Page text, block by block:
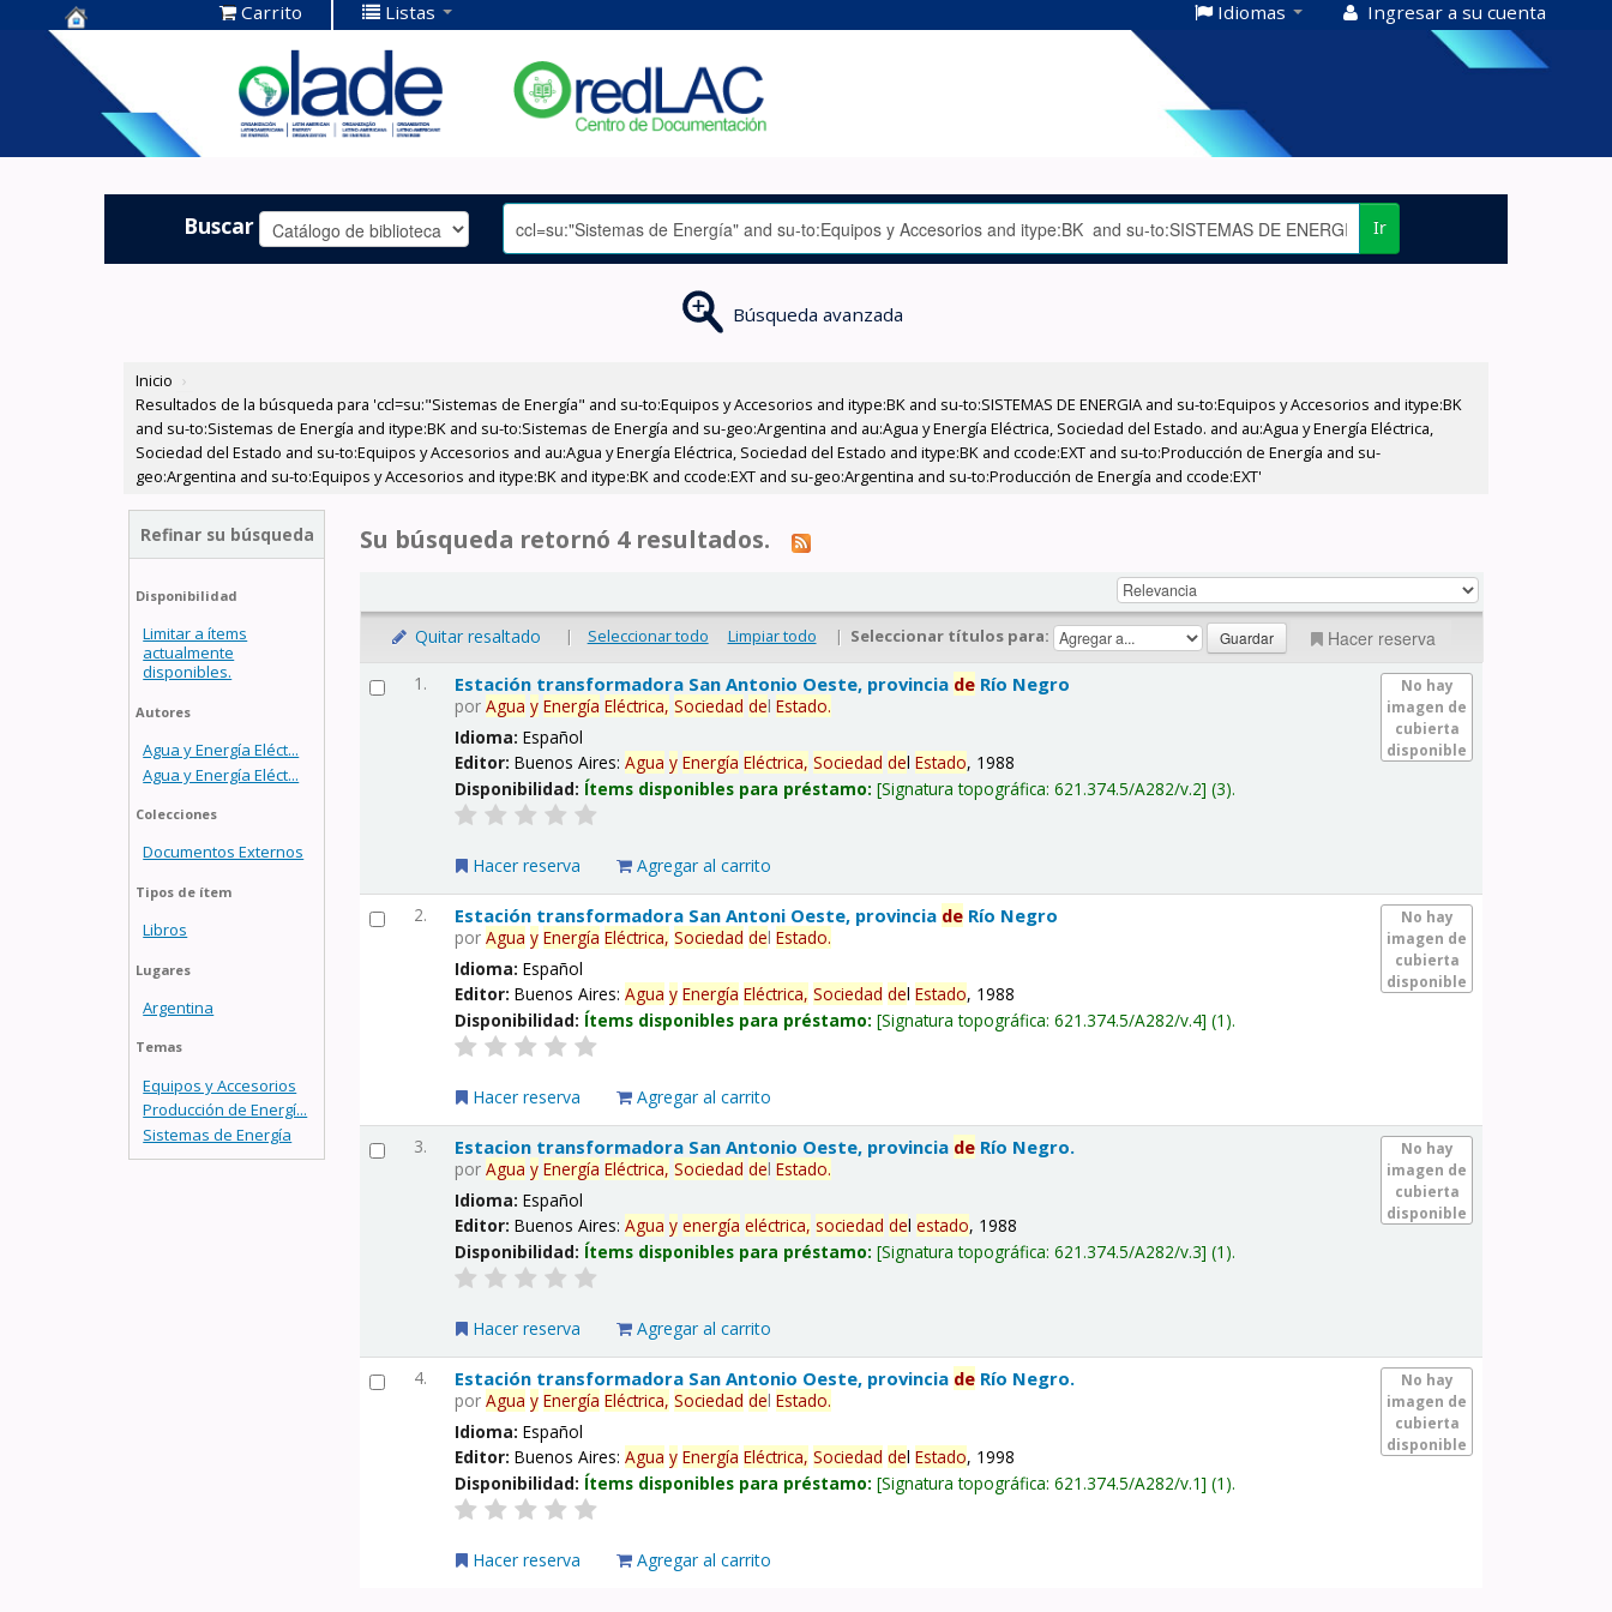
Centro de
Documentación
OLADE -
Carrito Listas Idiomas Ingresar a su cuenta
Buscar Ir
Búsqueda avanzada
Inicio ›
Resultados de la búsqueda para 'ccl=su:"Sistemas de Energía" and su-to:Equipos y Accesorios and itype:BK and su-to:SISTEMAS DE ENERGIA and su-to:Equipos y Accesorios and itype:BK
and su-to:Sistemas de Energía and itype:BK and su-to:Sistemas de Energía and su-geo:Argentina and au:Agua y Energía Eléctrica, Sociedad del Estado. and au:Agua y Energía Eléctrica,
Sociedad del Estado and su-to:Equipos y Accesorios and au:Agua y Energía Eléctrica, Sociedad del Estado and itype:BK and ccode:EXT and su-to:Producción de Energía and su-
geo:Argentina and su-to:Equipos y Accesorios and itype:BK and itype:BK and ccode:EXT and su-geo:Argentina and su-to:Producción de Energía and ccode:EXT'
Refinar su búsqueda
Disponibilidad
Limitar a ítems
actualmente
disponibles.
Autores
Agua y Energía Eléct...
Agua y Energía Eléct...
Colecciones
Documentos Externos
Tipos de ítem
Libros
Lugares
Argentina
Temas
Equipos y Accesorios
Producción de Energí...
Sistemas de Energía
Su búsqueda retornó 4 resultados.
Quitar resaltado | Seleccionar todo Limpiar todo | Seleccionar títulos para: Hacer reserva
1.
No hay
imagen de
cubierta
disponible
Estación transformadora San Antonio Oeste, provincia de Río Negro
porAgua y Energía Eléctrica, Sociedad delEstado.
Idioma:Español
Editor:Buenos Aires:Agua y Energía Eléctrica, Sociedad delEstado, 1988
Disponibilidad: Ítems disponibles para préstamo: Signatura topográfica:621.374.5/A282/v.2 (3).
Hacer reserva Agregar al carrito
2.
No hay
imagen de
cubierta
disponible
Estación transformadora San Antoni Oeste, provincia de Río Negro
porAgua y Energía Eléctrica, Sociedad delEstado.
Idioma:Español
Editor:Buenos Aires:Agua y Energía Eléctrica, Sociedad delEstado, 1988
Disponibilidad: Ítems disponibles para préstamo: Signatura topográfica:621.374.5/A282/v.4 (1).
Hacer reserva Agregar al carrito
3.
No hay
imagen de
cubierta
disponible
Estacion transformadora San Antonio Oeste, provincia de Río Negro.
porAgua y Energía Eléctrica, Sociedad delEstado.
Idioma:Español
Editor:Buenos Aires:Agua y energía eléctrica, sociedad delestado, 1988
Disponibilidad: Ítems disponibles para préstamo: Signatura topográfica:621.374.5/A282/v.3 (1).
Hacer reserva Agregar al carrito
4.
No hay
imagen de
cubierta
disponible
Estación transformadora San Antonio Oeste, provincia de Río Negro.
porAgua y Energía Eléctrica, Sociedad delEstado.
Idioma:Español
Editor:Buenos Aires:Agua y Energía Eléctrica, Sociedad delEstado, 1998
Disponibilidad: Ítems disponibles para préstamo: Signatura topográfica:621.374.5/A282/v.1 (1).
Hacer reserva Agregar al carrito